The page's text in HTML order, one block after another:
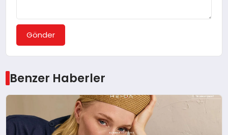
Gönder
Benzer Haberler